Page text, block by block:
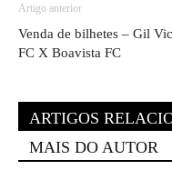
Artigo anterior
Venda de bilhetes – Gil
FC X Boavista FC
ARTIGOS
MAIS DO AUTOR